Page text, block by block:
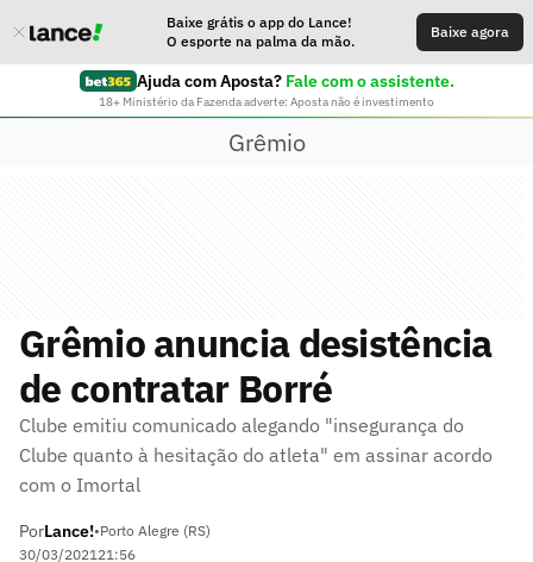
Baixe grátis o app do Lance!
O esporte na palma da mão.
Baixe agora
Ajuda com Aposta? Fale com o assistente.
18+ Ministério da Fazenda adverte: Aposta não é investimento
Grêmio
Grêmio anuncia desistência
de contratar Borré
Clube emitiu comunicado alegando "insegurança do
Clube quanto à hesitação do atleta" em assinar acordo
com o Imortal
PorLance!•Porto Alegre (RS)
30/03/202121:56